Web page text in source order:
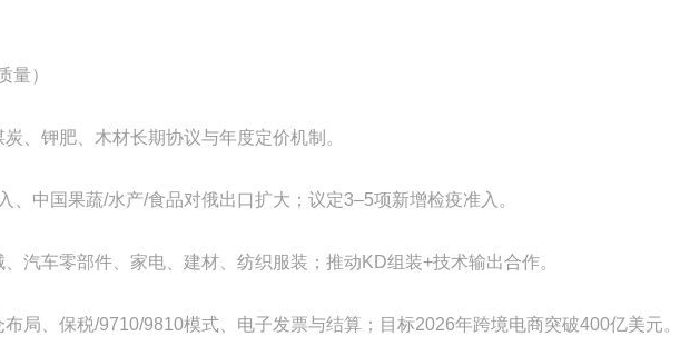
量）
、钾肥、木材长期协议与年度定价机制。
、中国果蔬/水产/食品对俄出口扩大；议定3–5项新增检疫准入。
汽车零部件、家电、建材、纺织服装；推动KD组装+技术输出合作。
局、保税/9710/9810模式、电子发票与结算；目标2026年跨境电商突破400亿美元。